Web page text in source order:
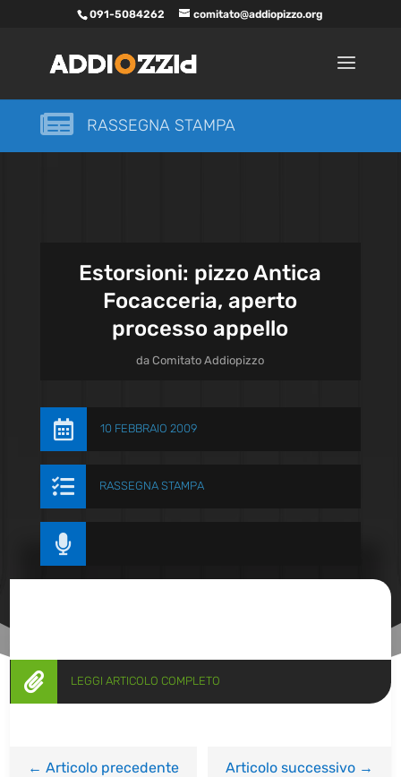
091-5084262 comitato@addiopizzo.org
 RASSEGNA STAMPA
Estorsioni: pizzo Antica
Focacceria, aperto
processo appello
daComitato Addiopizzo
 10 FEBBRAIO 2009
 RASSEGNA STAMPA

 LEGGI ARTICOLO COMPLETO
←Articolo precedente Articolo successivo→